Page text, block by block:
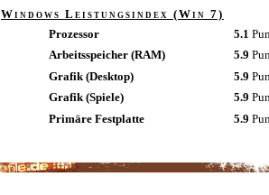
Windows Leistungsindex (Win 7)
Prozessor
5.1
Arbeitsspeicher (RAM)
5.9
Grafik (Desktop)
5.9
Grafik (Spiele)
5.9
Primäre Festplatte
5.9